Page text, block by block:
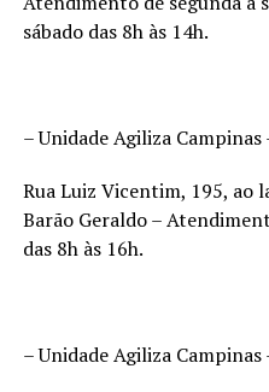
sábado das 8h às 14h.
– Unidade Agiliza Campinas
Rua Luiz Vicentim, 195, ao
Barão Geraldo –
das 8h às 16h.
– Unidade Agiliza Campinas